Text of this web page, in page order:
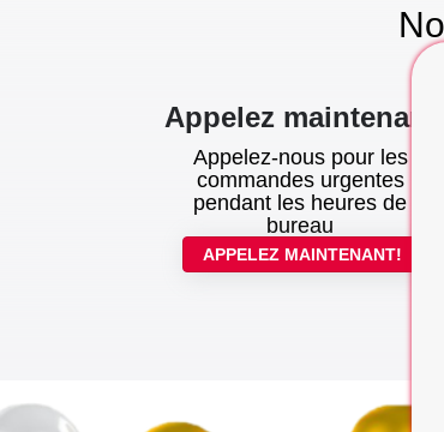
Appelez maintenant
Appelez-nous pour les
commandes urgentes
pendant les heures de
bureau
APPELEZ MAINTENANT!